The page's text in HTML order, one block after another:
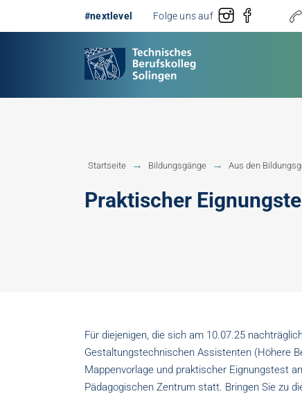
#nextlevel Folge uns auf
Gestaltung
Handwerk
Startseite Bildungsgänge Aus den
Praktischer
Für diejenigen, die sich am 10.07.25
Gestaltungstechnischen Assistenten (Höhere
Mappenvorlage und praktischer Eignungstest
Pädagogischen Zentrum statt. Bringen Sie zu